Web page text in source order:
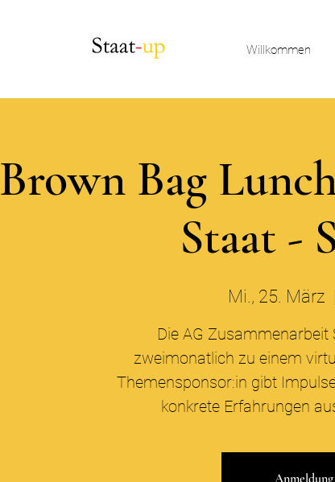
Willkommen
Brown Bag
Staat -
Mi., 25. März
  |
Die AG
zweimonatlich zu einem
Themensponsor:in gibt
konkrete Erfahrungen
Anmeldung